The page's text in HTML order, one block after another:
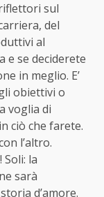
sul
del
al
e se deciderete
in meglio. E’
obiettivi o
voglia di
ciò che farete.
l’altro.
la
sarà
d’amore.